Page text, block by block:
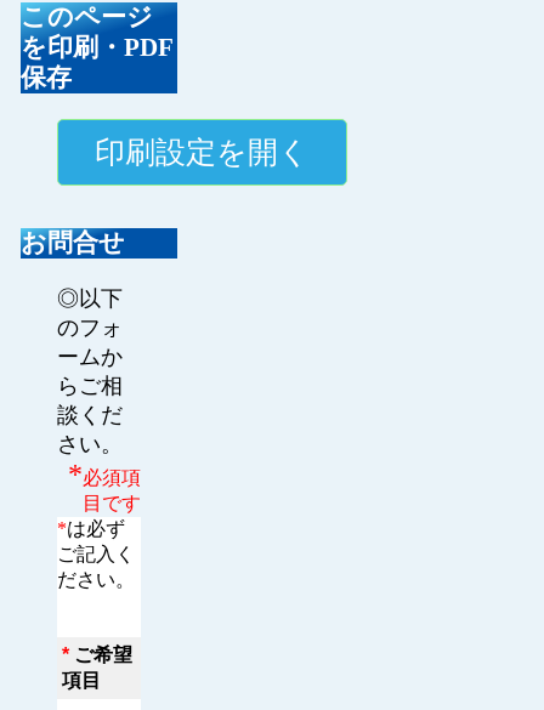
このページ
を印刷・PDF
保存
お問合せ
◎以下
のフォ
ームか
らご相
談くだ
さい。
*必須項
目です
*は必ず
ご記入く
ださい。
* ご希望
項目